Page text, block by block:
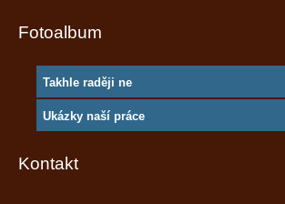
Fotoalbum
Takhle raději ne
Ukázky naší práce
Kontakt